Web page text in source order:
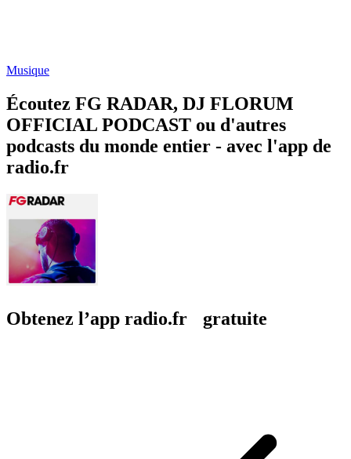
Musique
Écoutez FG RADAR, DJ FLORUM
OFFICIAL PODCAST ou d'autres
podcasts du monde entier - avec l'app de
radio.fr
Obtenez l’app radio.fr gratuite